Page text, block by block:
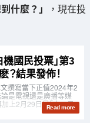
什麼？」
，現在投